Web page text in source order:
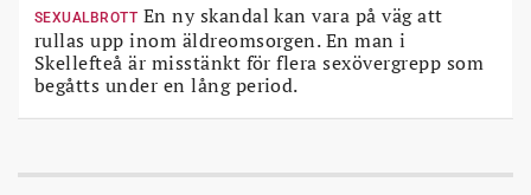
SEXUALBROTT En ny skandal kan vara på väg att
rullas upp inom äldreomsorgen. En man i
Skellefteå är misstänkt för flera sexövergrepp som
begåtts under en lång period.